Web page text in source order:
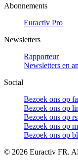
Abonnements
Euractiv Pro
Newsletters
Rapporteur
Newsletters en
Social
Bezoek ons op
Bezoek ons op
Bezoek ons op
Bezoek ons op
Bezoek ons op
© 2026 Euractiv FR.